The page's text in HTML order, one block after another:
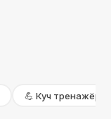
💪 Куч